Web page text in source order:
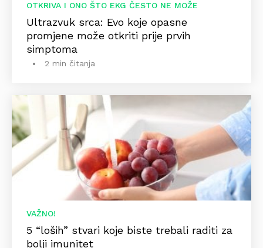
OTKRIVA I ONO ŠTO EKG ČESTO NE MOŽE
Ultrazvuk srca: Evo koje opasne
promjene može otkriti prije prvih
simptoma
2 min čitanja
VAŽNO!
5 “loših” stvari koje biste trebali raditi za
bolji imunitet